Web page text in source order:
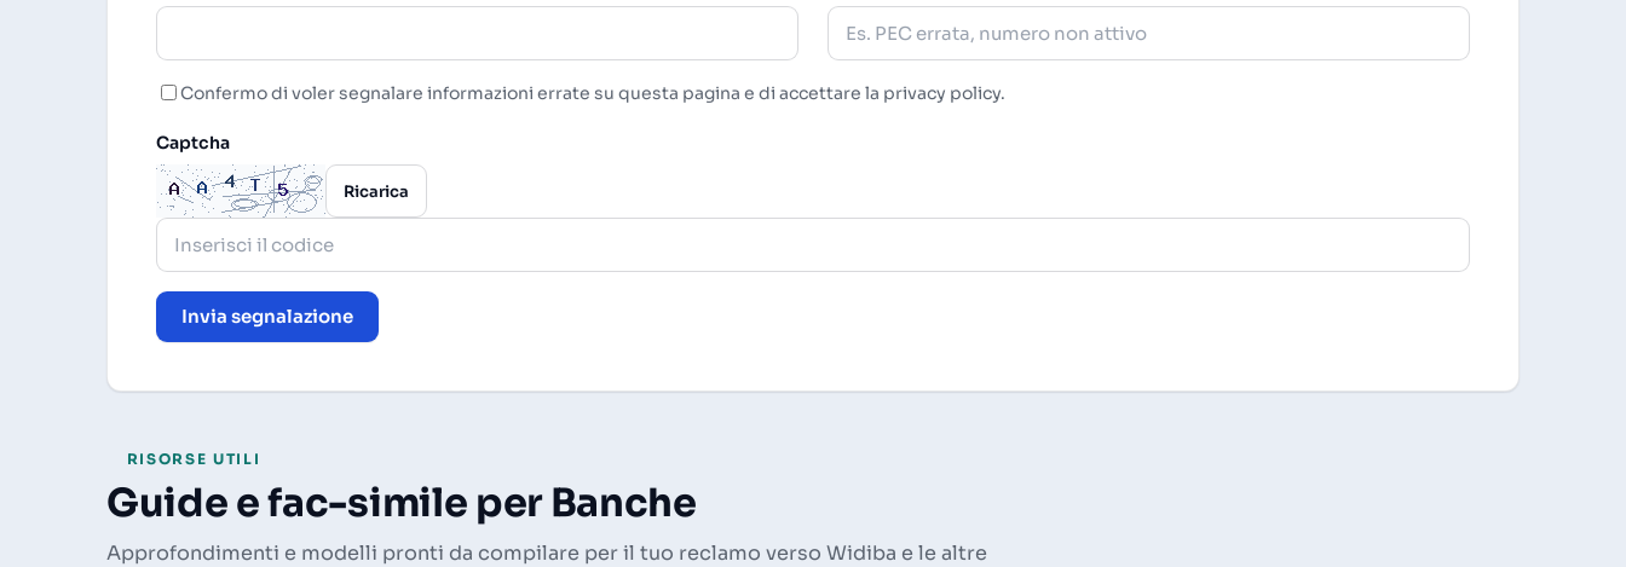
Confermo di voler segnalare informazioni errate su questa pagina e di accettare la privacy policy.
Captcha
Ricarica
Invia segnalazione
RISORSE UTILI
Guide e fac-simile per Banche
Approfondimenti e modelli pronti da compilare per il tuo reclamo verso Widiba e le altre